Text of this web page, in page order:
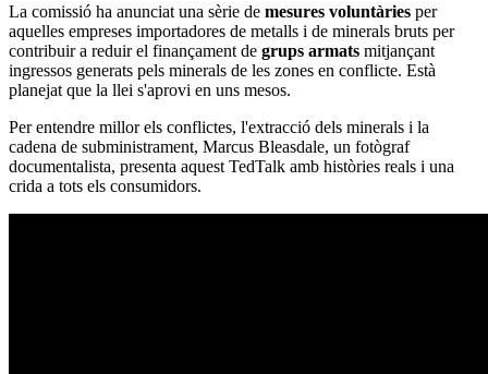
La comissió ha anunciat una sèrie de mesures voluntàries per
aquelles empreses importadores de metalls i de minerals bruts per
contribuir a reduir el finançament de grups armats mitjançant
ingressos generats pels minerals de les zones en conflicte. Està
planejat que la llei s'aprovi en uns mesos.
Per entendre millor els conflictes, l'extracció dels minerals i la
cadena de subministrament, Marcus Bleasdale, un fotògraf
documentalista, presenta aquest TedTalk amb històries reals i una
crida a tots els consumidors.